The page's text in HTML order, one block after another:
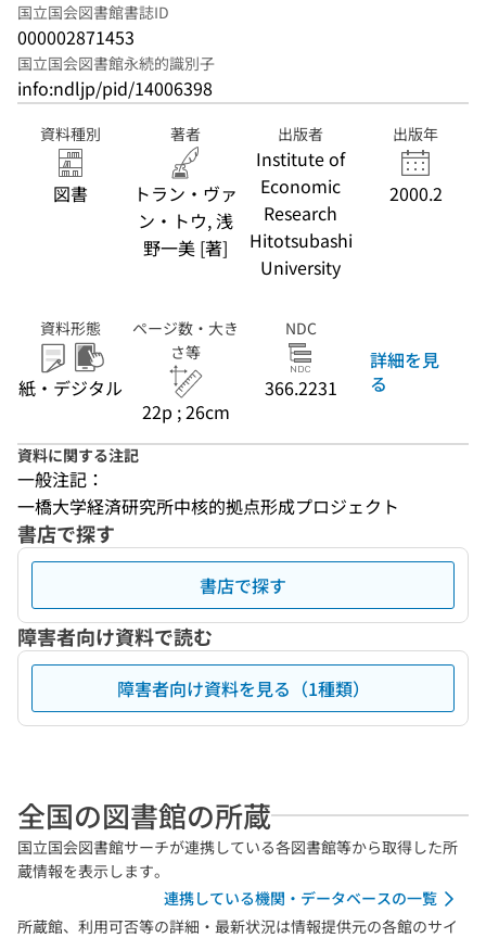
国立国会図書館書誌ID
000002871453
国立国会図書館永続的識別子
info:ndljp/pid/14006398
資料種別
図書
著者
トラン・ヴァ
ン・トウ, 浅
野一美 [著]
出版者
Institute of
Economic
Research
Hitotsubashi
University
出版年
2000.2
資料形態
紙・デジタル
ページ数・大き
さ等
22p ; 26cm
NDC
366.2231
詳細を見
る
資料に関する注記
一般注記：
一橋大学経済研究所中核的拠点形成プロジェクト
書店で探す
書店で探す
障害者向け資料で読む
障害者向け資料を見る（1種類）
全国の図書館の所蔵
国立国会図書館サーチが連携している各図書館等から取得した所
蔵情報を表示します。
連携している機関・データベースの一覧
所蔵館、利用可否等の詳細・最新状況は情報提供元の各館のサイ